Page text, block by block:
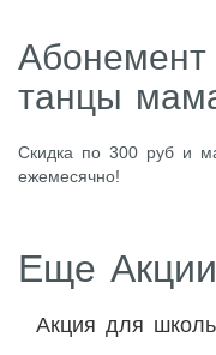
танцы
Скидка по 300 руб и
ежемесячно!
Еще Акции
Акция для